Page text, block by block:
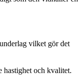
vilket gör det
hastighet och kvalitet.